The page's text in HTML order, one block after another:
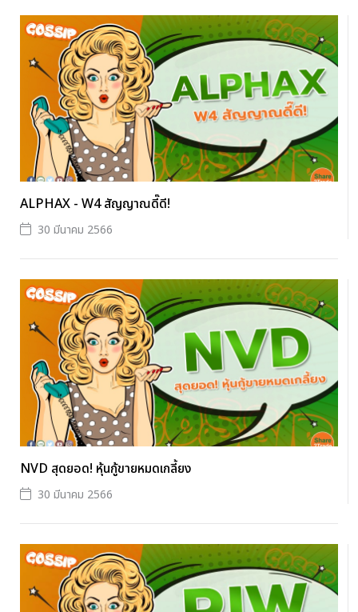
ALPHAX - W4 สัญญาณดี๊ดี!
30 มีนาคม 2566
NVD สุดยอด! หุ้นกู้ขายหมดเกลี้ยง
30 มีนาคม 2566